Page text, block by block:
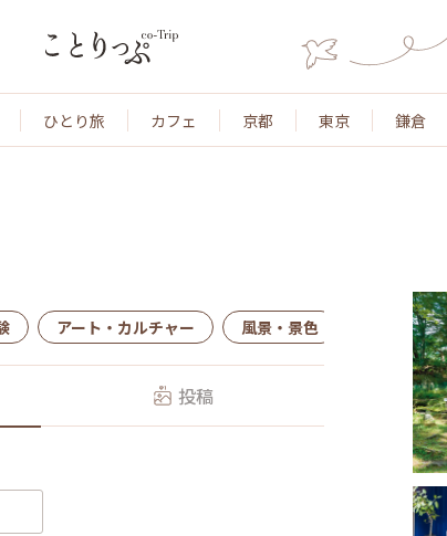
ひとり旅 カフェ 京都 東京 鎌倉
アート・カルチャー 風景・景色 名所・旧跡
投稿